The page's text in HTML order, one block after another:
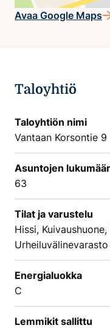
Avaa Google Maps
Taloyhtiö
Taloyhtiön nimi
Vantaan Korsontie 9
Asuntojen
63
Tilat ja varustelu
Hissi,
Urheiluvälinevarasto
Energialuokka
C
Lemmikit sallittu